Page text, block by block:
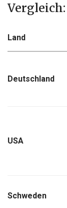
Vergleich:
Land
Deutschland
USA
Schweden